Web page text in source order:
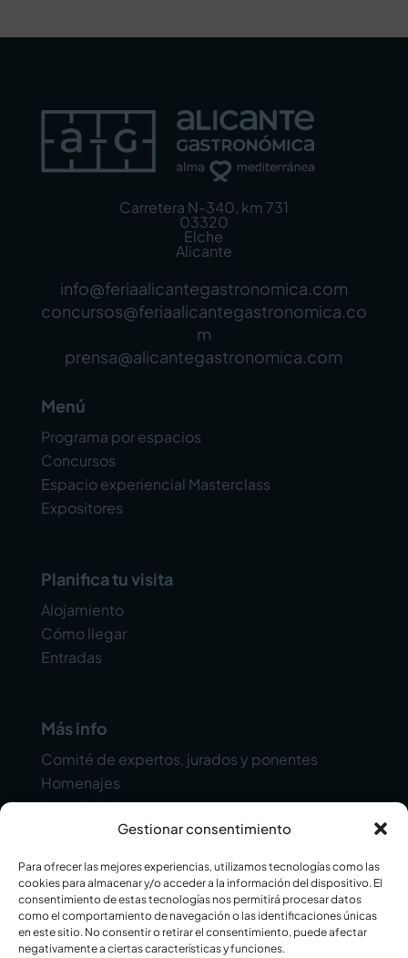
Gestionar consentimiento
Para ofrecer las mejores experiencias, utilizamos tecnologías como las
cookies para almacenar y/o acceder a la información del dispositivo. El
consentimiento de estas tecnologías nos permitirá procesar datos
como el comportamiento de navegación o las identificaciones únicas
en este sitio. No consentir o retirar el consentimiento, puede afectar
negativamente a ciertas características y funciones.
Carretera N-340, km 731
03320
Elche
Alicante
info@feriaalicantegastronomica.com
concursos@feriaalicantegastronomica.co
m
prensa@alicantegastronomica.com
Menú
Programa por espacios
Concursos
Espacio experiencial Masterclass
Expositores
Planifica tu visita
Alojamiento
Cómo llegar
Entradas
Más info
Comité de expertos, jurados y ponentes
Homenajes
Actualidad